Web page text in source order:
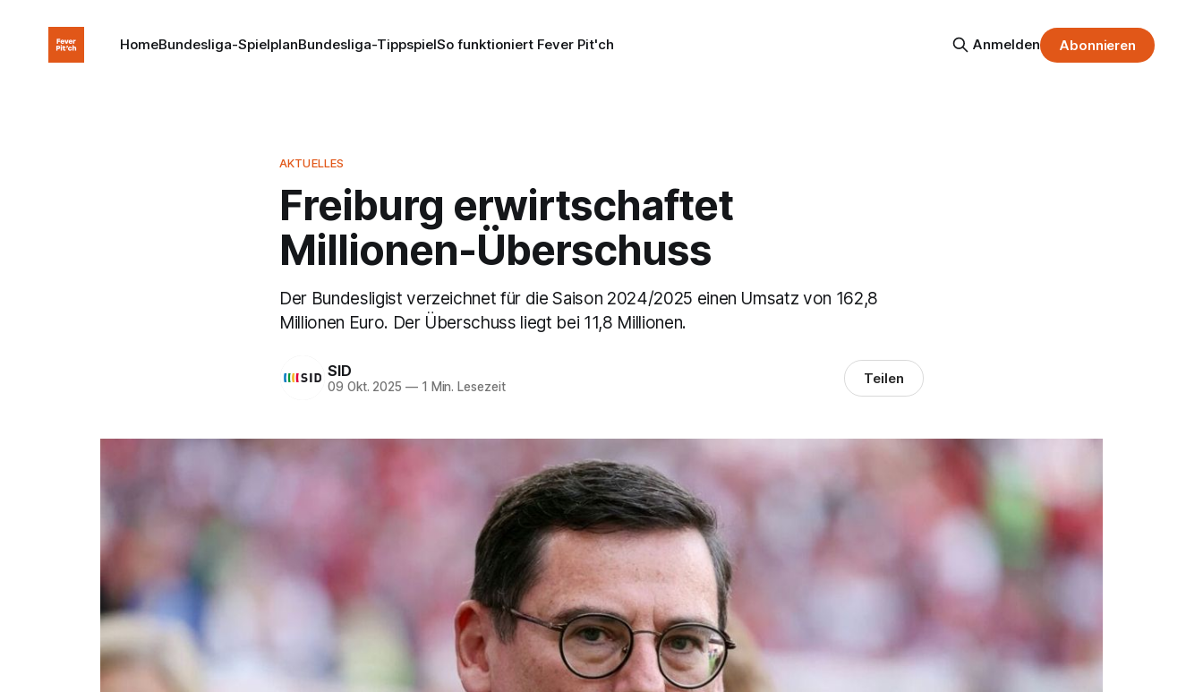
HomeBundesliga-SpielplanBundesliga-TippspielSo funktioniert Fever Pit'ch Anmelden Abonnieren
AKTUELLES
Freiburg erwirtschaftet
Millionen-Überschuss
Der Bundesligist verzeichnet für die Saison 2024/2025 einen Umsatz von 162,8
Millionen Euro. Der Überschuss liegt bei 11,8 Millionen.
SID
09 Okt. 2025 —1 Min. Lesezeit Teilen